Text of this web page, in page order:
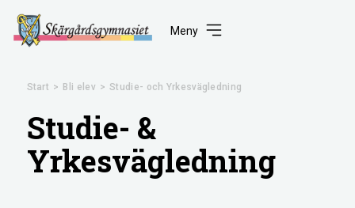
Meny
Start > Bli elev > Studie- och Yrkesvägledning
Studie- &
Yrkesvägledning